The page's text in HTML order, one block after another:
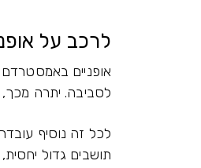
לרכב על
אופניים באמסטרדם
לסביבה. יתרה
לכל זה נוסיף
תושבים גדול